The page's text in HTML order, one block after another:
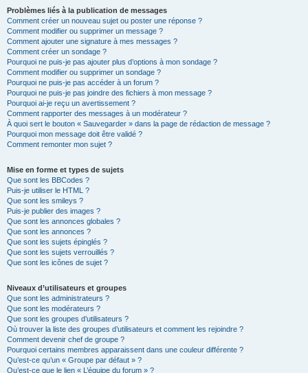
Problèmes liés à la publication de messages
Comment créer un nouveau sujet ou poster une réponse ?
Comment modifier ou supprimer un message ?
Comment ajouter une signature à mes messages ?
Comment créer un sondage ?
Pourquoi ne puis-je pas ajouter plus d’options à mon sondage ?
Comment modifier ou supprimer un sondage ?
Pourquoi ne puis-je pas accéder à un forum ?
Pourquoi ne puis-je pas joindre des fichiers à mon message ?
Pourquoi ai-je reçu un avertissement ?
Comment rapporter des messages à un modérateur ?
À quoi sert le bouton « Sauvegarder » dans la page de rédaction de message ?
Pourquoi mon message doit être validé ?
Comment remonter mon sujet ?
Mise en forme et types de sujets
Que sont les BBCodes ?
Puis-je utiliser le HTML ?
Que sont les smileys ?
Puis-je publier des images ?
Que sont les annonces globales ?
Que sont les annonces ?
Que sont les sujets épinglés ?
Que sont les sujets verrouillés ?
Que sont les icônes de sujet ?
Niveaux d’utilisateurs et groupes
Que sont les administrateurs ?
Que sont les modérateurs ?
Que sont les groupes d’utilisateurs ?
Où trouver la liste des groupes d’utilisateurs et comment les rejoindre ?
Comment devenir chef de groupe ?
Pourquoi certains membres apparaissent dans une couleur différente ?
Qu’est-ce qu’un « Groupe par défaut » ?
Qu’est-ce que le lien « L’équipe du forum » ?